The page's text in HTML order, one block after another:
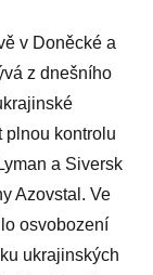
v Doněcké a
z dnešního
plnou kontrolu
a Siversk
Azovstal. Ve
osvobození
ukrajinských